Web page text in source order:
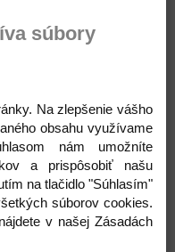
11 (5214) fialová
súbory
Na zlepšenie vášho
obsahu využívame
nám umožníte
a prispôsobiť našu
na tlačidlo "Súhlasím"
súborov cookies.
v našej Zásadách